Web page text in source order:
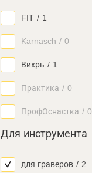
FIT / 1
Karnasch / 0
Вихрь / 1
Практика / 0
ПрофОснастка / 0
Для инструмента
для граверов / 2